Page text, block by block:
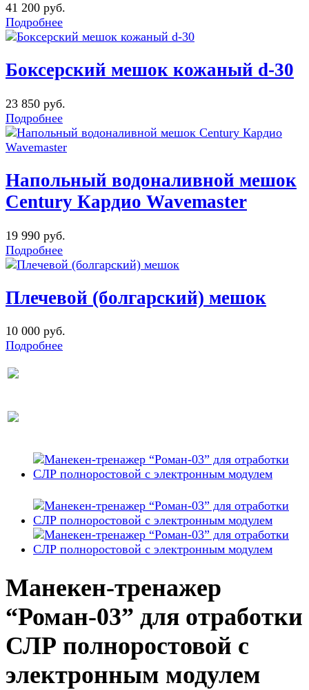
41 200 руб.
Подробнее
Боксерский мешок кожаный d-30
23 850 руб.
Подробнее
Напольный водоналивной мешок
Century Кардио Wavemaster
19 990 руб.
Подробнее
Плечевой (болгарский) мешок
10 000 руб.
Подробнее
Манекен-тренажер
“Роман-03” для отработки
СЛР полноростовой с
электронным модулем